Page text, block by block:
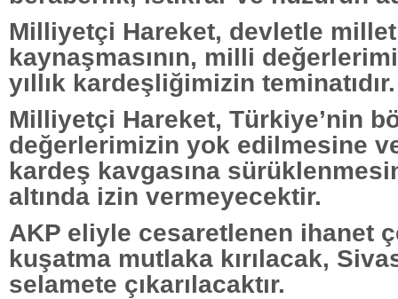
Milliyetçi Hareket, devletle millet
kaynaşmasının, milli
yıllık kardeşliğimizin teminatıdır.
Milliyetçi Hareket, Türkiye’nin
değerlerimizin yok edilmesine
kardeş kavgasına
altında izin vermeyecektir.
AKP eliyle cesaretlenen ihanet
kuşatma mutlaka kırılacak,
selamete çıkarılacaktır.